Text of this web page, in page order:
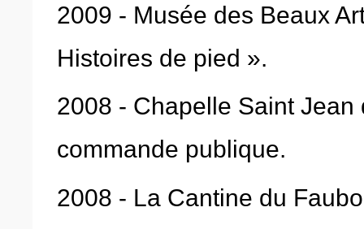
2009 - Musée des Beaux
Histoires de pied ».
2008 - Chapelle Saint
commande publique.
2008 - La Cantine du